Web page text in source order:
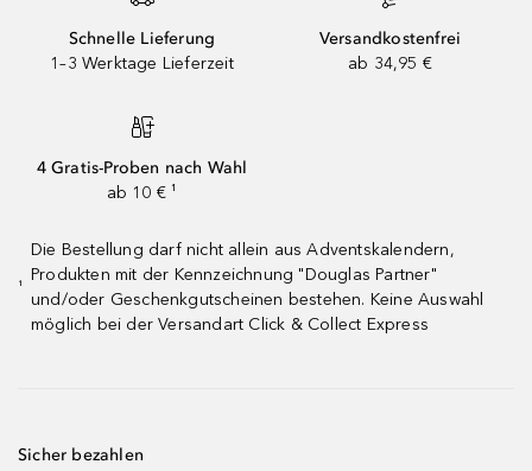
Schnelle Lieferung
1–3 Werktage Lieferzeit
Versandkostenfrei
ab 34,95 €
4 Gratis-Proben nach Wahl
ab 10 € ¹
¹
Die Bestellung darf nicht allein aus Adventskalendern,
Produkten mit der Kennzeichnung "Douglas Partner"
und/oder Geschenkgutscheinen bestehen. Keine Auswahl
möglich bei der Versandart Click & Collect Express
Sicher bezahlen